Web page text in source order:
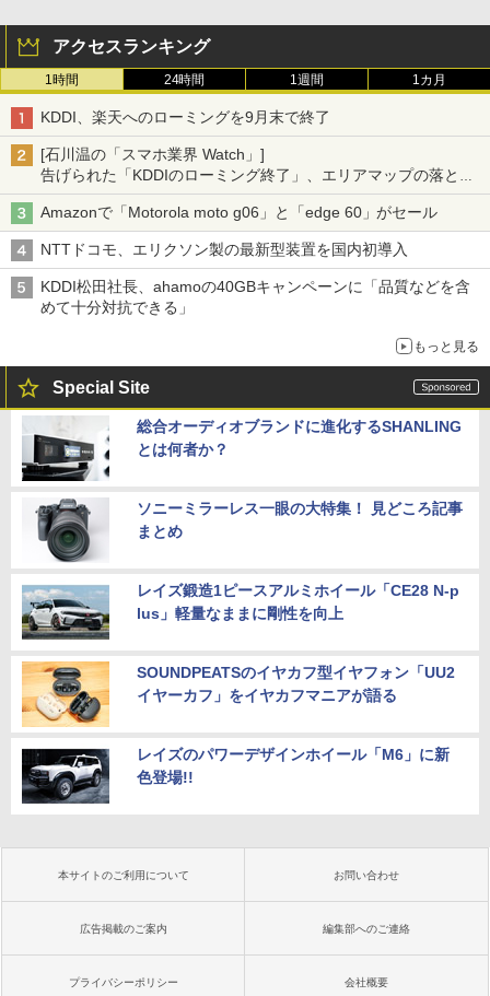
アクセスランキング
1時間 24時間 1週間 1カ月
KDDI、楽天へのローミングを9月末で終了
[石川温の「スマホ業界 Watch」]
告げられた「KDDIのローミング終了」、エリアマップの落とし
穴と楽天モバイルの課題
Amazonで「Motorola moto g06」と「edge 60」がセール
NTTドコモ、エリクソン製の最新型装置を国内初導入
KDDI松田社長、ahamoの40GBキャンペーンに「品質などを含
めて十分対抗できる」
もっと見る
Special Site
総合オーディオブランドに進化するSHANLING
とは何者か？
ソニーミラーレス一眼の大特集！ 見どころ記事
まとめ
レイズ鍛造1ピースアルミホイール「CE28 N-p
lus」軽量なままに剛性を向上
SOUNDPEATSのイヤカフ型イヤフォン「UU2
イヤーカフ」をイヤカフマニアが語る
レイズのパワーデザインホイール「M6」に新
色登場!!
本サイトのご利用について お問い合わせ
広告掲載のご案内 編集部へのご連絡
プライバシーポリシー 会社概要